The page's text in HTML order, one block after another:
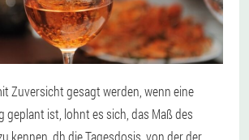
Zuversicht gesagt werden, wenn eine
geplant ist, lohnt es sich, das Maß des